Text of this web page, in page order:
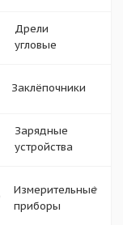
Дрели
угловые
Заклёпочники
Зарядные
устройства
Измерительные
приборы